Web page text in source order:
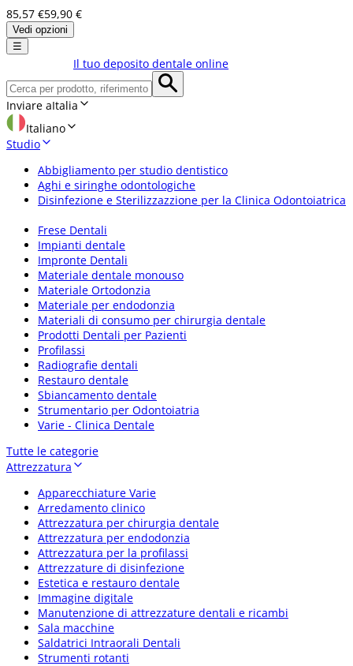
85,57 €59,90 €
Vedi opzioni
☰
Il tuo deposito dentale online
Inviare aItalia
Italiano
Studio
Abbigliamento per studio dentistico
Aghi e siringhe odontologiche
Disinfezione e Sterilizzazzione per la Clinica Odontoiatrica
Frese Dentali
Impianti dentale
Impronte Dentali
Materiale dentale monouso
Materiale Ortodonzia
Materiale per endodonzia
Materiali di consumo per chirurgia dentale
Prodotti Dentali per Pazienti
Profilassi
Radiografie dentali
Restauro dentale
Sbiancamento dentale
Strumentario per Odontoiatria
Varie - Clinica Dentale
Tutte le categorie
Attrezzatura
Apparecchiature Varie
Arredamento clinico
Attrezzatura per chirurgia dentale
Attrezzatura per endodonzia
Attrezzatura per la profilassi
Attrezzature di disinfezione
Estetica e restauro dentale
Immagine digitale
Manutenzione di attrezzature dentali e ricambi
Sala macchine
Saldatrici Intraorali Dentali
Strumenti rotanti